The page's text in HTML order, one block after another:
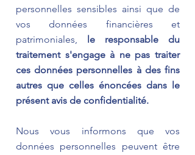
personnelles sensibles ainsi que de
vos données financières et
patrimoniales, le responsable du
traitement s'engage à ne pas traiter
ces données personnelles à des fins
autres que celles énoncées dans le
présent avis de confidentialité.
Nous vous informons que vos
données personnelles peuvent être